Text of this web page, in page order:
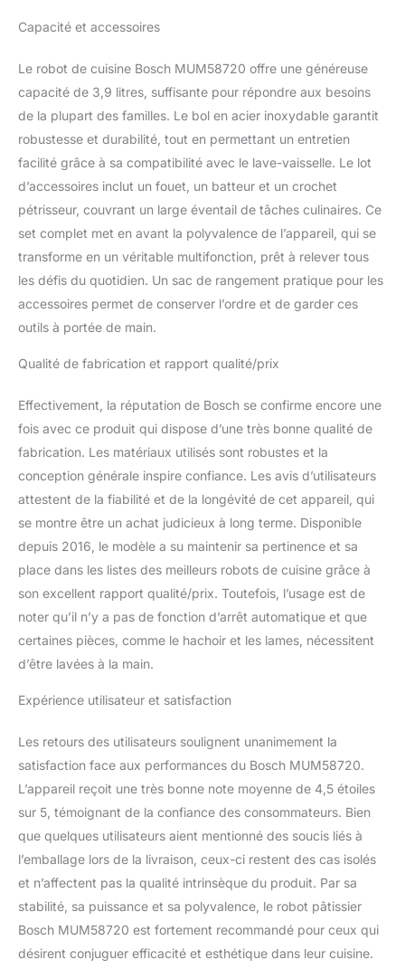
ne dépassez pas les
quantités maximales
autorisées
Capacité et accessoires
Le robot de cuisine Bosch MUM58720 offre une généreuse
capacité de 3,9 litres, suffisante pour répondre aux besoins
de la plupart des familles. Le bol en acier inoxydable garantit
robustesse et durabilité, tout en permettant un entretien
facilité grâce à sa compatibilité avec le lave-vaisselle. Le lot
d’accessoires inclut un fouet, un batteur et un crochet
pétrisseur, couvrant un large éventail de tâches culinaires. Ce
set complet met en avant la polyvalence de l’appareil, qui se
transforme en un véritable multifonction, prêt à relever tous
les défis du quotidien. Un sac de rangement pratique pour les
accessoires permet de conserver l’ordre et de garder ces
outils à portée de main.
Qualité de fabrication et rapport qualité/prix
Effectivement, la réputation de Bosch se confirme encore une
fois avec ce produit qui dispose d’une très bonne qualité de
fabrication. Les matériaux utilisés sont robustes et la
conception générale inspire confiance. Les avis d’utilisateurs
attestent de la fiabilité et de la longévité de cet appareil, qui
se montre être un achat judicieux à long terme. Disponible
depuis 2016, le modèle a su maintenir sa pertinence et sa
place dans les listes des meilleurs robots de cuisine grâce à
son excellent rapport qualité/prix. Toutefois, l’usage est de
noter qu’il n’y a pas de fonction d’arrêt automatique et que
certaines pièces, comme le hachoir et les lames, nécessitent
d’être lavées à la main.
Expérience utilisateur et satisfaction
Les retours des utilisateurs soulignent unanimement la
satisfaction face aux performances du Bosch MUM58720.
L’appareil reçoit une très bonne note moyenne de 4,5 étoiles
sur 5, témoignant de la confiance des consommateurs. Bien
que quelques utilisateurs aient mentionné des soucis liés à
l’emballage lors de la livraison, ceux-ci restent des cas isolés
et n’affectent pas la qualité intrinsèque du produit. Par sa
stabilité, sa puissance et sa polyvalence, le robot pâtissier
Bosch MUM58720 est fortement recommandé pour ceux qui
désirent conjuguer efficacité et esthétique dans leur cuisine.